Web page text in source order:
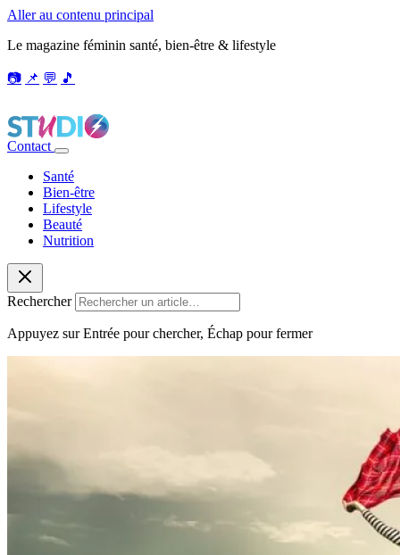
Aller au contenu principal
Le magazine féminin santé, bien-être & lifestyle
📷 📌 💬 🎵
Contact
Santé
Bien-être
Lifestyle
Beauté
Nutrition
Rechercher
Appuyez sur Entrée pour chercher, Échap pour fermer